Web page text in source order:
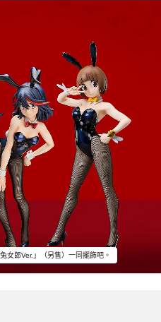
女郎Ver.」（另售）一同擺飾吧。